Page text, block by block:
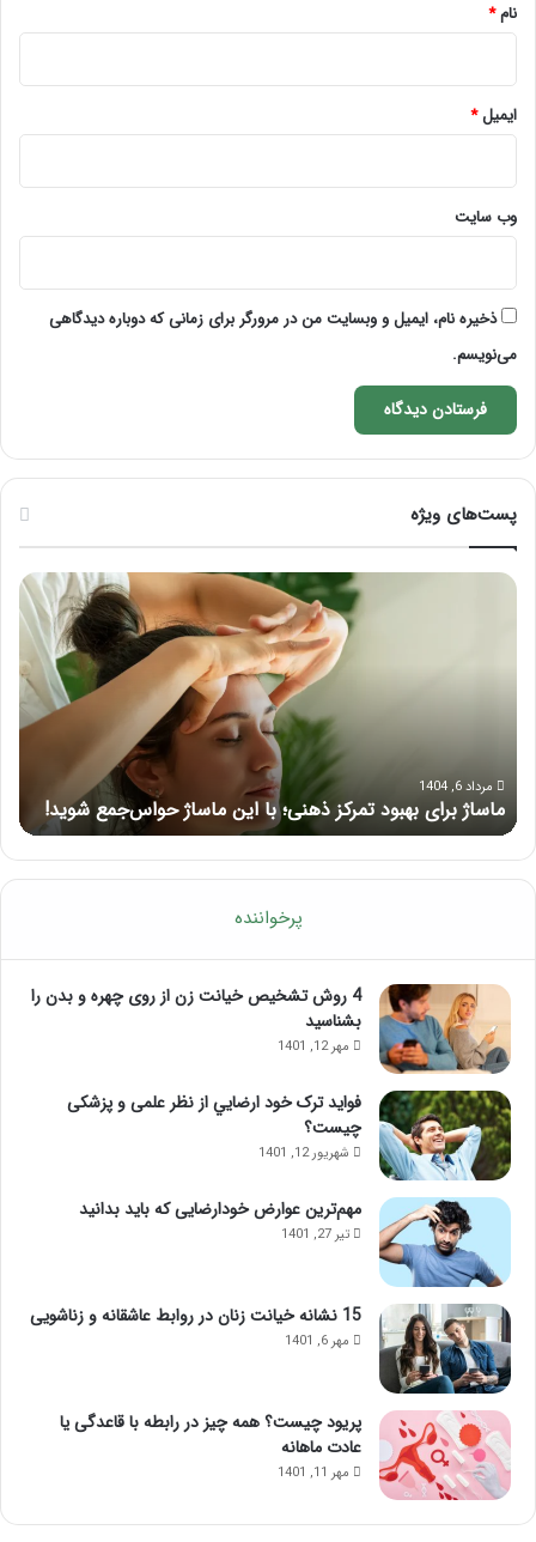
نام*
ایمیل*
وب‌ سایت
ذخیره نام، ایمیل و وبسایت من در مرورگر برای زمانی که دوباره دیدگاهی
می‌نویسم.
پست‌های ویژه
ماساژ
حواس‌جمع
شوید!
مرداد 6, 1404
ماساژ برای بهبود تمرکز ذهنی؛ با این ماساژ حواس‌جمع شوید!
از
پرخواننده
4 روش تشخیص خیانت زن از روی چهره و بدن را
بشناسید
مهر 12, 1401
فواید ترک خود ارضايي از نظر علمی و پزشکی
چیست؟
شهریور 12, 1401
مهم‌ترین عوارض خودارضایی که باید بدانید
تیر 27, 1401
15 نشانه خیانت زنان در روابط عاشقانه و زناشویی
مهر 6, 1401
پریود چیست؟ همه چیز در رابطه با قاعدگی یا
عادت ماهانه
مهر 11, 1401